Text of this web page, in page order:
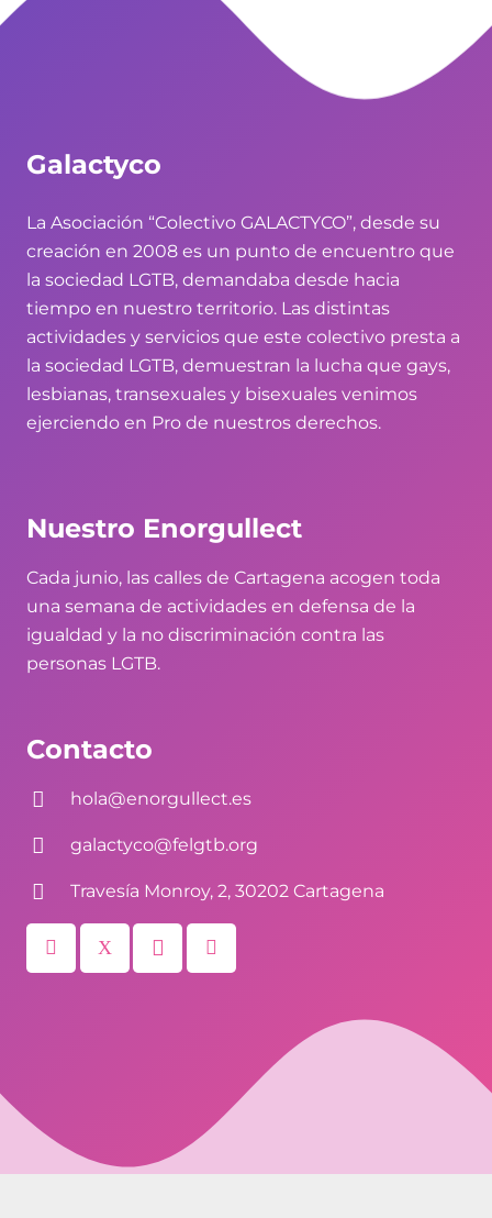
Galactyco
La Asociación “Colectivo GALACTYCO”, desde su
creación en 2008 es un punto de encuentro que
la sociedad LGTB, demandaba desde hacia
tiempo en nuestro territorio. Las distintas
actividades y servicios que este colectivo presta a
la sociedad LGTB, demuestran la lucha que gays,
lesbianas, transexuales y bisexuales venimos
ejerciendo en Pro de nuestros derechos.
Nuestro Enorgullect
Cada junio, las calles de Cartagena acogen toda
una semana de actividades en defensa de la
igualdad y la no discriminación contra las
personas LGTB.
Contacto
hola@enorgullect.es
galactyco@felgtb.org
Travesía Monroy, 2, 30202 Cartagena